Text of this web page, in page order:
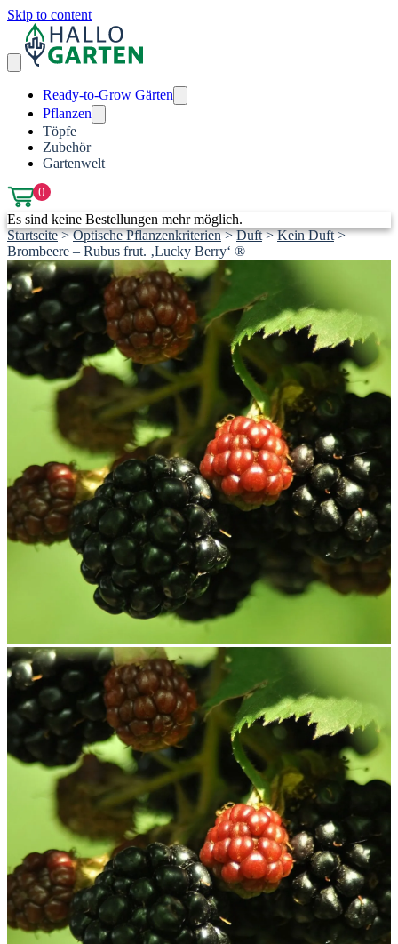
Skip to content
Ready-to-Grow Gärten
Pflanzen
Töpfe
Zubehör
Gartenwelt
0
Es sind keine Bestellungen mehr möglich.
Startseite > Optische Pflanzenkriterien > Duft > Kein Duft >
Brombeere – Rubus frut. ‚Lucky Berry‘ ®